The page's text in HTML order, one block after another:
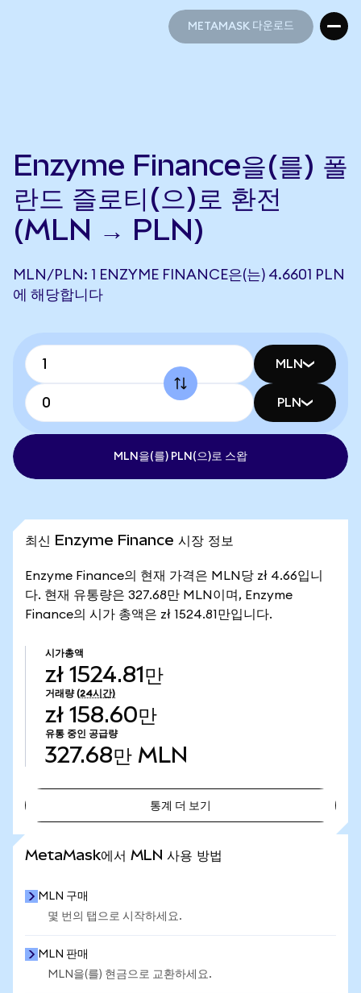
METAMASK 다운로드
Enzyme Finance을(를) 폴
란드 즐로티(으)로 환전
(MLN → PLN)
MLN/PLN: 1 ENZYME FINANCE은(는) 4.6601 PLN
에 해당합니다
MLN
PLN
MLN을(를) PLN(으)로 스왑
최신 Enzyme Finance 시장 정보
Enzyme Finance의 현재 가격은 MLN당 zł 4.66입니
다. 현재 유통량은 327.68만 MLN이며, Enzyme
Finance의 시가 총액은 zł 1524.81만입니다.
시가총액
zł 1524.81만
거래량 (24시간)
zł 158.60만
유통 중인 공급량
327.68만 MLN
통계 더 보기
MetaMask에서 MLN 사용 방법
MLN 구매
몇 번의 탭으로 시작하세요.
MLN 판매
MLN을(를) 현금으로 교환하세요.